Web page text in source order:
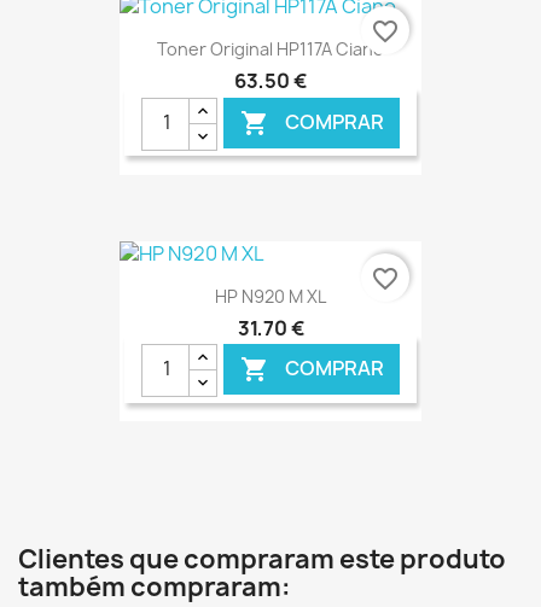
€ ONLINE
Toner Original HP117A Ciano
63,50 €
 COMPRAR
€ ONLINE
favorite_border
HP N920 M XL
31,70 €
 COMPRAR
favorite_border
Clientes que compraram este produto
também compraram: